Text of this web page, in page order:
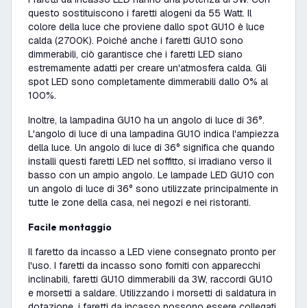
questo sostituiscono i faretti alogeni da 55 Watt. Il
colore della luce che proviene dallo spot GU10 è luce
calda (2700K). Poiché anche i faretti GU10 sono
dimmerabili, ciò garantisce che i faretti LED siano
estremamente adatti per creare un'atmosfera calda. Gli
spot LED sono completamente dimmerabili dallo 0% al
100%.
Inoltre, la lampadina GU10 ha un angolo di luce di 36°.
L'angolo di luce di una lampadina GU10 indica l'ampiezza
della luce. Un angolo di luce di 36° significa che quando
installi questi faretti LED nel soffitto, si irradiano verso il
basso con un ampio angolo. Le lampade LED GU10 con
un angolo di luce di 36° sono utilizzate principalmente in
tutte le zone della casa, nei negozi e nei ristoranti.
Facile montaggio
Il faretto da incasso a LED viene consegnato pronto per
l'uso. I faretti da incasso sono forniti con apparecchi
inclinabili, faretti GU10 dimmerabili da 3W, raccordi GU10
e morsetti a saldare. Utilizzando i morsetti di saldatura in